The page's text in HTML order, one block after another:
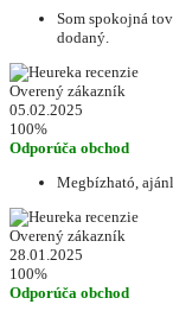
Som spokojná
dodaný.
Overený zákazník
05.02.2025
100%
Odporúča obchod
Megbízható,
Overený zákazník
28.01.2025
100%
Odporúča obchod